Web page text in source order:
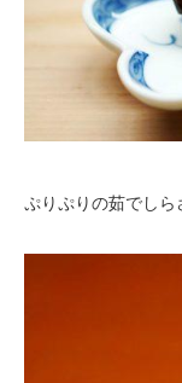
ぷりぷりの茹でしら